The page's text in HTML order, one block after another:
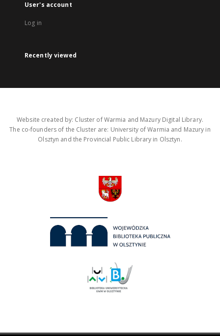
User's account
Log in
Recently viewed
Website created by: Cluster of Warmia and Mazury Digital Library.
The co-founders of the Cluster are: University of Warmia and Mazury in
Olsztyn and the Provincial Public Library in Olsztyn.